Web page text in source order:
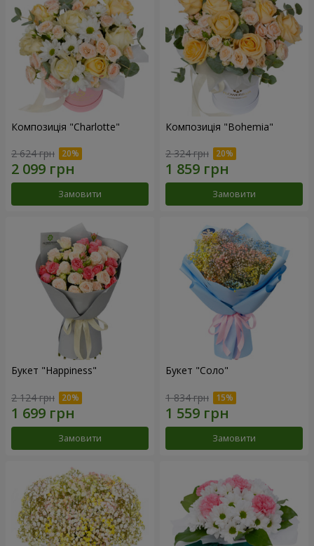
Композиція "Charlotte"
2 624 грн
Замовити
Композиція "Bohemia"
2 324 грн
Замовити
Букет "Happiness"
2 124 грн
Замовити
Букет "Соло"
1 834 грн
Замовити